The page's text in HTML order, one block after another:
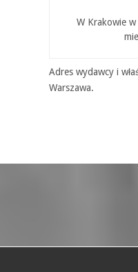
W Krakowie
Adres wydawcy i
Warszawa.